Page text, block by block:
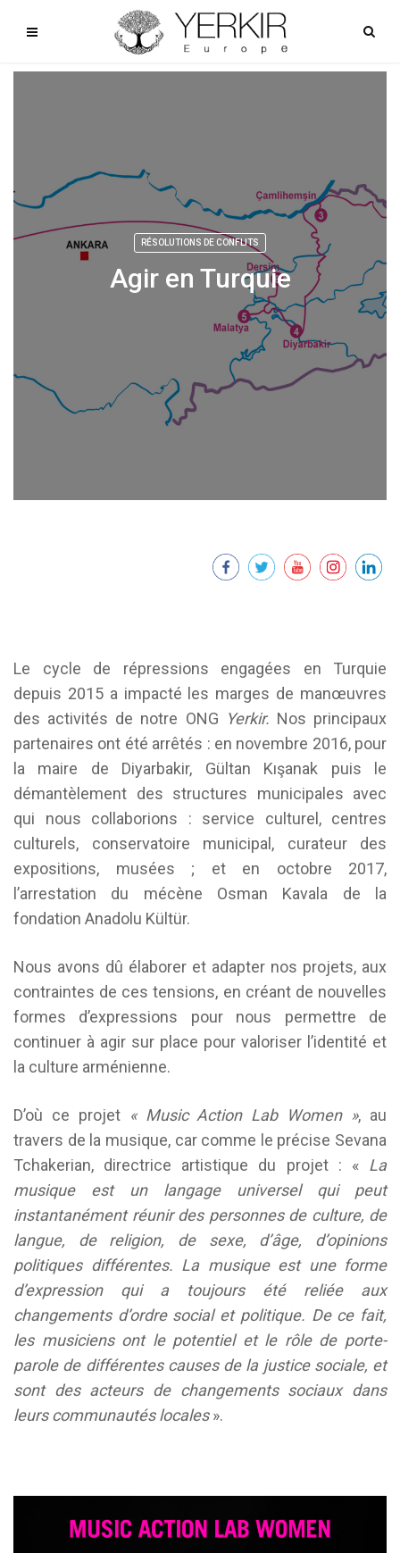
RÉSOLUTIONS DE CONFLITS
Agir en Turquie
Le cycle de répressions engagées en Turquie
depuis 2015 a impacté les marges de manœuvres
des activités de notre ONG Yerkir. Nos principaux
partenaires ont été arrêtés : en novembre 2016, pour
la maire de Diyarbakir, Gültan Kışanak puis le
démantèlement des structures municipales avec
qui nous collaborions : service culturel, centres
culturels, conservatoire municipal, curateur des
expositions, musées ; et en octobre 2017,
l’arrestation du mécène Osman Kavala de la
fondation Anadolu Kültür.
Nous avons dû élaborer et adapter nos projets, aux
contraintes de ces tensions, en créant de nouvelles
formes d’expressions pour nous permettre de
continuer à agir sur place pour valoriser l’identité et
la culture arménienne.
D’où ce projet « Music Action Lab Women », au
travers de la musique, car comme le précise Sevana
Tchakerian, directrice artistique du projet : « La
musique est un langage universel qui peut
instantanément réunir des personnes de culture, de
langue, de religion, de sexe, d’âge, d’opinions
politiques différentes. La musique est une forme
d’expression qui a toujours été reliée aux
changements d’ordre social et politique. De ce fait,
les musiciens ont le potentiel et le rôle de porte-
parole de différentes causes de la justice sociale, et
sont des acteurs de changements sociaux dans
leurs communautés locales».